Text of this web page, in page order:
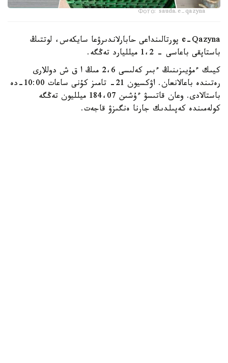
Фото: sauda.e-qazyna
e-Qazyna پورتالىنداعى حابارلاندىرۋعا سايكەس، لوتتىڭ
باستاپقى باعاسى - 1،2 ميلليارد تەڭگە.
كيىك ءمۇيىزىنىڭ ءبىر كەلىسى 2،6 مىڭ ا ق ش دوللارى
رەتىندە باعالانعان. اۋكسيون 21- تامىز كۇنى ساعات 10:00–دە
باستالادى. وعان قاتىسۋ ءۇشىن 184،07 ميلليون تەڭگە
كولەمىندە كەپىلدىك جارنا ەنگىزۋ قاجەت.